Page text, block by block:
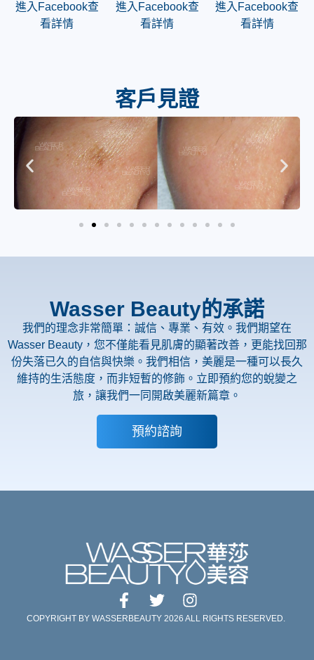
進入Facebook查
看詳情
進入Facebook查
看詳情
進入Facebook查
看詳情
客戶見證
Wasser Beauty的承諾
我們的理念非常簡單：誠信、專業、有效。我們期望在
Wasser Beauty，您不僅能看見肌膚的顯著改善，更能找回那
份失落已久的自信與快樂。我們相信，美麗是一種可以長久
維持的生活態度，而非短暫的修飾。立即預約您的蛻變之
旅，讓我們一同開啟美麗新篇章。
預約諮詢
COPYRIGHT BY WASSERBEAUTY 2026 ALL RIGHTS RESERVED.